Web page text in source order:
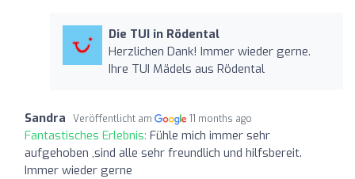
Die TUI in Rödental
Herzlichen Dank! Immer wieder gerne.
Ihre TUI Mädels aus Rödental
Sandra Veröffentlicht am 11 months ago
Fantastisches Erlebnis: Fühle mich immer sehr
aufgehoben ,sind alle sehr freundlich und hilfsbereit.
Immer wieder gerne